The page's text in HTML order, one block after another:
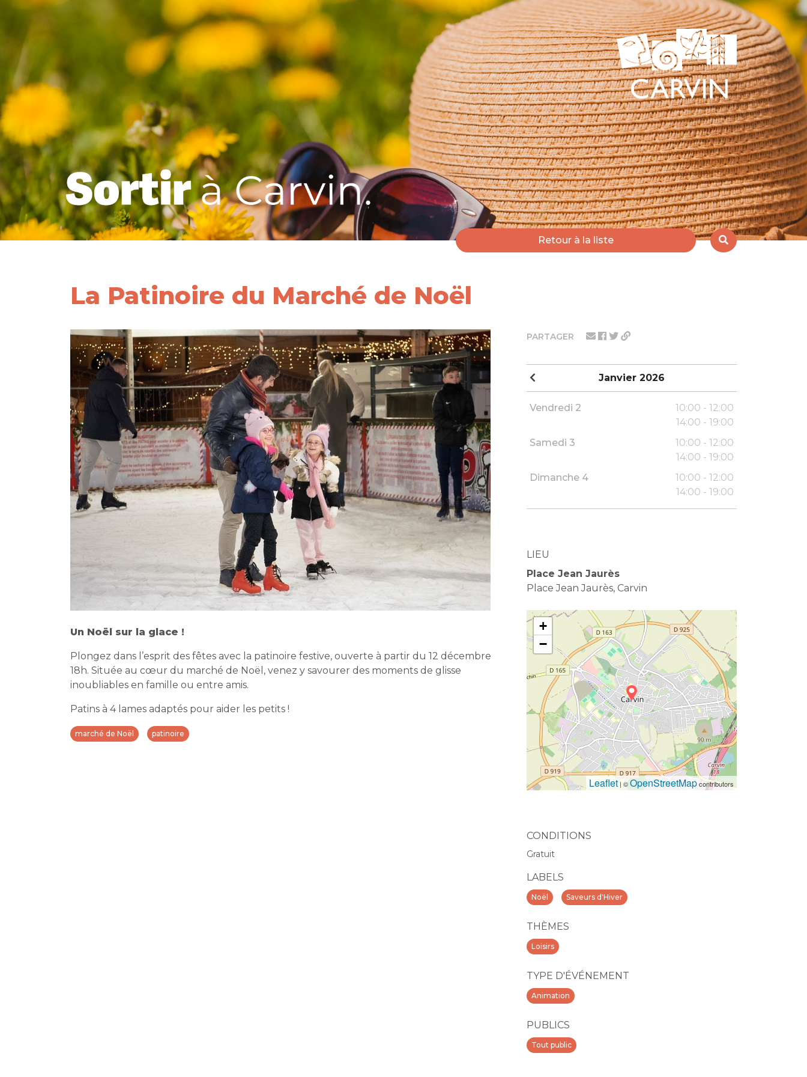
Retour à la liste
PARTAGER
Janvier 2026
Vendredi 2
10:00 - 12:00
14:00 - 19:00
Samedi 3
10:00 - 12:00
14:00 - 19:00
Dimanche 4
10:00 - 12:00
14:00 - 19:00
LIEU
Place Jean Jaurès
Place Jean Jaurès, Carvin
+
−
Leaflet | ©OpenStreetMapcontributors
CONDITIONS
Gratuit
LABELS
Noël Saveurs d'Hiver
THÈMES
Loisirs
TYPE D'ÉVÉNEMENT
Animation
PUBLICS
Tout public
La Patinoire du Marché de Noël
Un Noël sur la glace !
Plongez dans l’esprit des fêtes avec la patinoire festive, ouverte à partir du 12 décembre
18h. Située au cœur du marché de Noël, venez y savourer des moments de glisse
inoubliables en famille ou entre amis.
Patins à 4 lames adaptés pour aider les petits !
marché de Noël patinoire